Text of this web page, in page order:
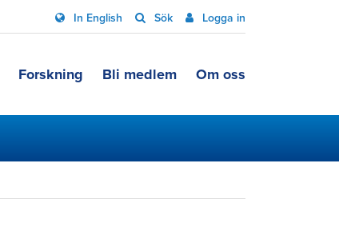
In English Sök Logga in
Forskning Bli medlem Om oss